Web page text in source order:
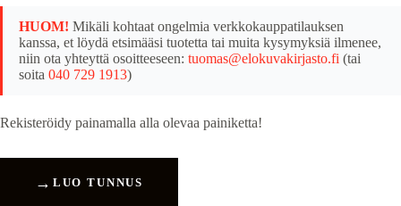
HUOM! Mikäli kohtaat ongelmia verkkokauppatilauksen
kanssa, et löydä etsimääsi tuotetta tai muita kysymyksiä ilmenee,
niin ota yhteyttä osoitteeseen: tuomas@elokuvakirjasto.fi (tai
soita 040 729 1913)
Rekisteröidy painamalla alla olevaa painiketta!
→ LUO TUNNUS